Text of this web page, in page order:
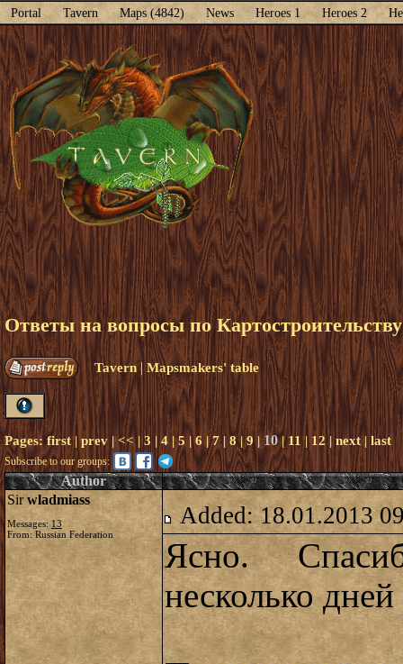
Portal Tavern Maps (4842) News Heroes 1 Heroes 2
Ответы на вопросы по
Tavern| Mapsmakers' table
Pages: first| prev |<<|3 | 4 |5| 6 |7|8|9 |10|11 | 12| next| last
Subscribe to our groups:
Author
Sirwladmiass
Messages:13
From: Russian Federation
Added: 18.01.2013
Ясно.
несколько